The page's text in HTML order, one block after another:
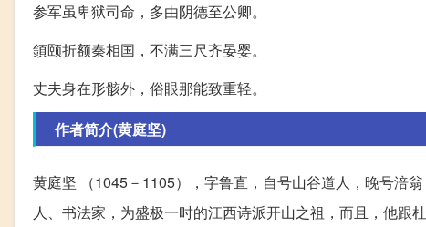
参军虽卑狱司命，多由阴德至公卿。
顉颐折额秦相国，不满三尺齐晏婴。
丈夫身在形骸外，俗眼那能致重轻。
作者简介(黄庭坚)
黄庭坚 （1045－1105），字鲁直，自号山谷道人，晚号涪
人、书法家，为盛极一时的江西诗派开山之祖，而且，他跟